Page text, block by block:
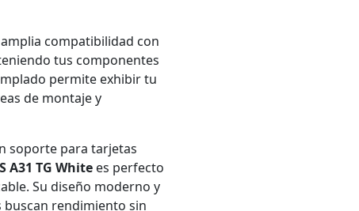
compatibilidad con
tus componentes
permite exhibir tu
de montaje y
soporte para tarjetas
A31 TG Whitees perfecto
Su diseño moderno y
buscan rendimiento sin